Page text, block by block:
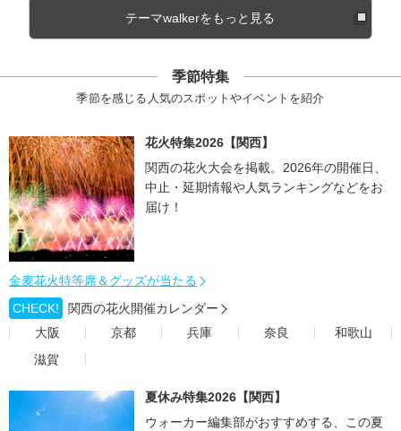
テーマwalkerをもっと見る
季節特集
季節を感じる人気のスポットやイベントを紹介
花火特集2026【関西】
関西の花火大会を掲載。2026年の開催日、
中止・延期情報や人気ランキングなどをお
届け！
金麦花火特等席＆グッズが当たる
CHECK!
関西の花火開催カレンダー
大阪
京都 兵庫 奈良
和歌山
滋賀
夏休み特集2026【関西】
ウォーカー編集部がおすすめする、この夏